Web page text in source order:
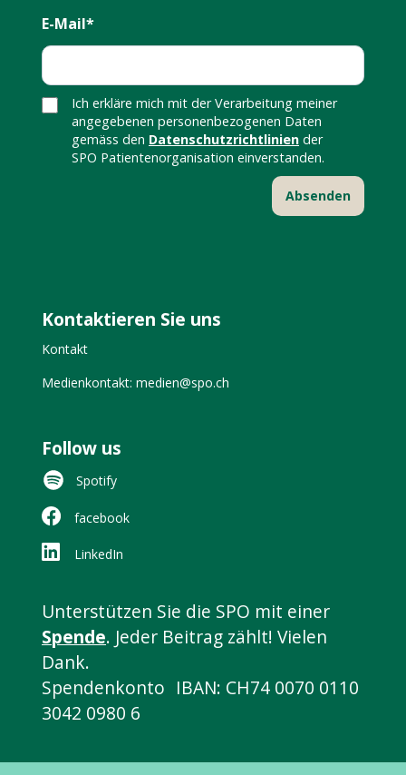
E-Mail*
Ich erkläre mich mit der Verarbeitung meiner
angegebenen personenbezogenen Daten
gemäss den Datenschutzrichtlinien der
SPO Patientenorganisation einverstanden.
Kontaktieren Sie uns
Kontakt
Medienkontakt: medien@spo.ch
Follow us
Spotify
facebook
LinkedIn
Unterstützen Sie die SPO mit einer
Spende. Jeder Beitrag zählt! Vielen
Dank.
Spendenkonto IBAN: CH74 0070 0110
3042 0980 6